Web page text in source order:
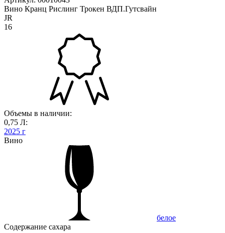
Вино Кранц Рислинг Трокен ВДП.Гутсвайн
JR
16
Объемы в наличии:
0,75 Л:
2025 г
Вино
белое
Содержание сахара